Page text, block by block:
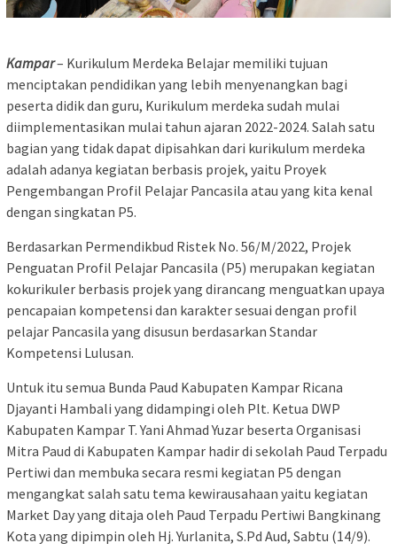
Kampar– Kurikulum Merdeka Belajar memiliki tujuan
menciptakan pendidikan yang lebih menyenangkan bagi
peserta didik dan guru, Kurikulum merdeka sudah mulai
diimplementasikan mulai tahun ajaran 2022-2024. Salah satu
bagian yang tidak dapat dipisahkan dari kurikulum merdeka
adalah adanya kegiatan berbasis projek, yaitu Proyek
Pengembangan Profil Pelajar Pancasila atau yang kita kenal
dengan singkatan P5.
Berdasarkan Permendikbud Ristek No. 56/M/2022, Projek
Penguatan Profil Pelajar Pancasila (P5) merupakan kegiatan
kokurikuler berbasis projek yang dirancang menguatkan upaya
pencapaian kompetensi dan karakter sesuai dengan profil
pelajar Pancasila yang disusun berdasarkan Standar
Kompetensi Lulusan.
Untuk itu semua Bunda Paud Kabupaten Kampar Ricana
Djayanti Hambali yang didampingi oleh Plt. Ketua DWP
Kabupaten Kampar T. Yani Ahmad Yuzar beserta Organisasi
Mitra Paud di Kabupaten Kampar hadir di sekolah Paud Terpadu
Pertiwi dan membuka secara resmi kegiatan P5 dengan
mengangkat salah satu tema kewirausahaan yaitu kegiatan
Market Day yang ditaja oleh Paud Terpadu Pertiwi Bangkinang
Kota yang dipimpin oleh Hj. Yurlanita, S.Pd Aud, Sabtu (14/9).